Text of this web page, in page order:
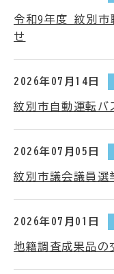
令和9年度 紋別市
せ
2026年07月14日
紋別市自動運転バ
2026年07月05日
紋別市議会議員選
2026年07月01日
地籍調査成果品の